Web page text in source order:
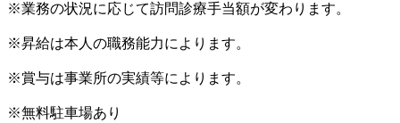
※業務の状況に応じて訪問診療手当額が変わります。
※昇給は本人の職務能力によります。
※賞与は事業所の実績等によります。
※無料駐車場あり